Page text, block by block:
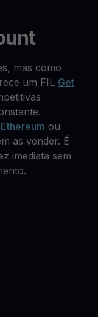
mas como
um FIL Get
Ethereum ou
as vender. É
imediata sem